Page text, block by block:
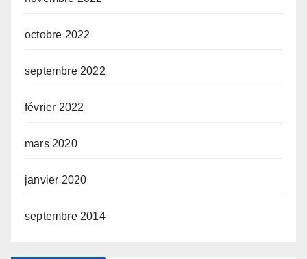
octobre 2022
septembre 2022
février 2022
mars 2020
janvier 2020
septembre 2014